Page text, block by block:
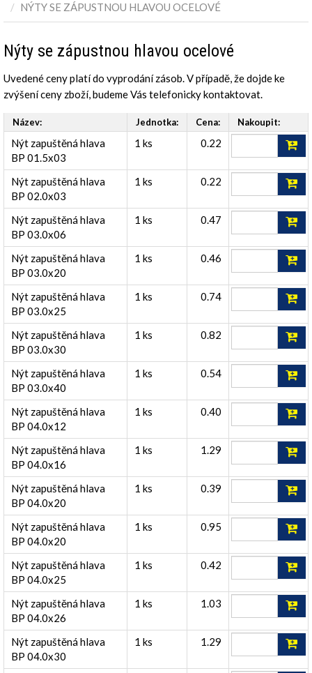
NÝTY SE ZÁPUSTNOU HLAVOU OCELOVÉ
Nýty se zápustnou hlavou ocelové
Uvedené ceny platí do vyprodání zásob. V případě, že dojde ke
zvýšení ceny zboží, budeme Vás telefonicky kontaktovat.
Název: Jednotka: Cena: Nakoupit:
Nýt zapuštěná hlava
BP 01.5x03
1 ks 0.22
Nýt zapuštěná hlava
BP 02.0x03
1 ks 0.22
Nýt zapuštěná hlava
BP 03.0x06
1 ks 0.47
Nýt zapuštěná hlava
BP 03.0x20
1 ks 0.46
Nýt zapuštěná hlava
BP 03.0x25
1 ks 0.74
Nýt zapuštěná hlava
BP 03.0x30
1 ks 0.82
Nýt zapuštěná hlava
BP 03.0x40
1 ks 0.54
Nýt zapuštěná hlava
BP 04.0x12
1 ks 0.40
Nýt zapuštěná hlava
BP 04.0x16
1 ks 1.29
Nýt zapuštěná hlava
BP 04.0x20
1 ks 0.39
Nýt zapuštěná hlava
BP 04.0x20
1 ks 0.95
Nýt zapuštěná hlava
BP 04.0x25
1 ks 0.42
Nýt zapuštěná hlava
BP 04.0x26
1 ks 1.03
Nýt zapuštěná hlava
BP 04.0x30
1 ks 1.29